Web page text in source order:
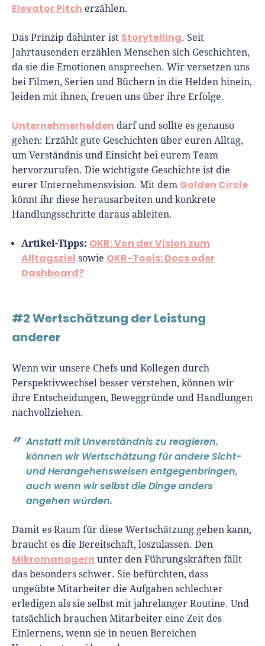
Elevator Pitch erzählen.
Das Prinzip dahinter ist Storytelling. Seit
Jahrtausenden erzählen Menschen sich Geschichten,
da sie die Emotionen ansprechen. Wir versetzen uns
bei Filmen, Serien und Büchern in die Helden hinein,
leiden mit ihnen, freuen uns über ihre Erfolge.
Unternehmerhelden darf und sollte es genauso
gehen: Erzählt gute Geschichten über euren Alltag,
um Verständnis und Einsicht bei eurem Team
hervorzurufen. Die wichtigste Geschichte ist die
eurer Unternehmensvision. Mit dem Golden Circle
könnt ihr diese herausarbeiten und konkrete
Handlungsschritte daraus ableiten.
Artikel-Tipps: OKR: Von der Vision zum
Alltagsziel sowie OKR-Tools: Docs oder
Dashboard?
#2 Wertschätzung der Leistung
anderer
Wenn wir unsere Chefs und Kollegen durch
Perspektivwechsel besser verstehen, können wir
ihre Entscheidungen, Beweggründe und Handlungen
nachvollziehen.
Anstatt mit Unverständnis zu reagieren,
können wir Wertschätzung für andere Sicht-
und Herangehensweisen entgegenbringen,
auch wenn wir selbst die Dinge anders
angehen würden.
Damit es Raum für diese Wertschätzung geben kann,
braucht es die Bereitschaft, loszulassen. Den
Mikromanagern unter den Führungskräften fällt
das besonders schwer. Sie befürchten, dass
ungeübte Mitarbeiter die Aufgaben schlechter
erledigen als sie selbst mit jahrelanger Routine. Und
tatsächlich brauchen Mitarbeiter eine Zeit des
Einlernens, wenn sie in neuen Bereichen